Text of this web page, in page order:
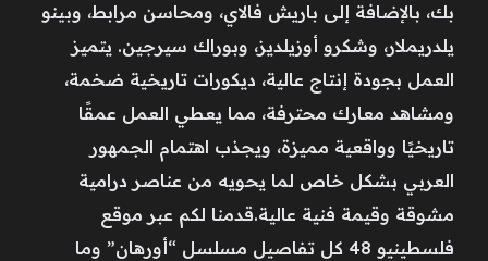
بك، بالإضافة إلى باريش فالاي، ومحاسن مرابط، وبينو
يلدريملار، وشكرو أوزيلديز، وبوراك سيرجين. يتميز
العمل بجودة إنتاج عالية، ديكورات تاريخية ضخمة،
ومشاهد معارك محترفة، مما يعطي العمل عمقًا
تاريخيًا وواقعية مميزة، ويجذب اهتمام الجمهور
العربي بشكل خاص لما يحويه من عناصر درامية
مشوقة وقيمة فنية عالية.قدمنا لكم عبر موقع
فلسطينيو 48 كل تفاصيل مسلسل “أورهان” وما